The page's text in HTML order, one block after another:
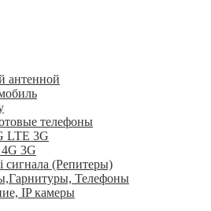
антенной
телефоны
LTE 3G
3G
сигнала (Репитеры)
Телефоны
IP камеры